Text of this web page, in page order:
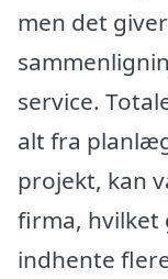
men det
service.
alt fra
projekt, kan
firma, hvilket
indhente